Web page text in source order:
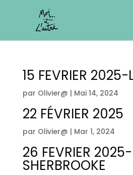
15 FEVRIER 2025-
par Olivier@ | Mai 14, 2024
22 FÉVRIER 2025
par Olivier@ | Mar 1, 2024
26 FEVRIER 2025-
SHERBROOKE